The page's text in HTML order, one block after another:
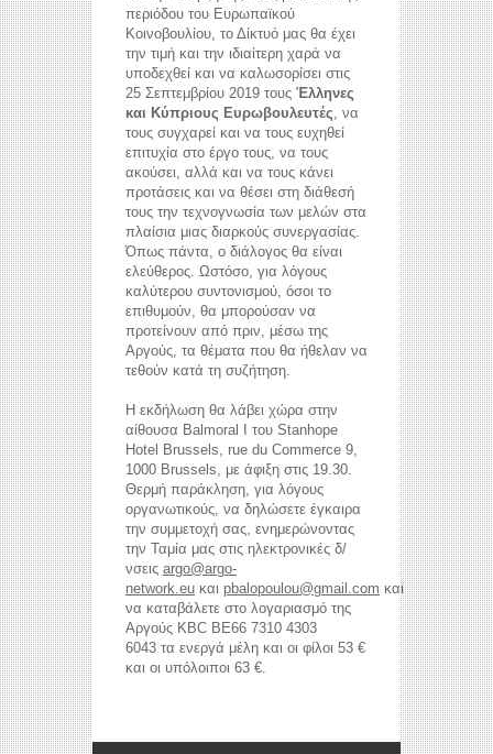
περιόδου του Ευρωπαϊκού
Κοινοβουλίου, το Δίκτυό μας θα έχει
την τιμή και την ιδιαίτερη χαρά να
υποδεχθεί και να καλωσορίσει στις
25 Σεπτεμβρίου 2019 τους Έλληνες
και Κύπριους Ευρωβουλευτές, να
τους συγχαρεί και να τους ευχηθεί
επιτυχία στο έργο τους, να τους
ακούσει, αλλά και να τους κάνει
προτάσεις και να θέσει στη διάθεσή
τους την τεχνογνωσία των μελών στα
πλαίσια μιας διαρκούς συνεργασίας.
Όπως πάντα, ο διάλογος θα είναι
ελεύθερος. Ωστόσο, για λόγους
καλύτερου συντονισμού, όσοι το
επιθυμούν, θα μπορούσαν να
προτείνουν από πριν, μέσω της
Αργούς, τα θέματα που θα ήθελαν να
τεθούν κατά τη συζήτηση.
Η εκδήλωση θα λάβει χώρα στην
αίθουσα Balmoral I του Stanhope
Hotel Brussels, rue du Commerce 9,
1000 Brussels, με άφιξη στις 19.30.
Θερμή παράκληση, για λόγους
οργανωτικούς, να δηλώσετε έγκαιρα
την συμμετοχή σας, ενημερώνοντας
την Ταμία μας στις ηλεκτρονικές δ/
νσεις argo@argo-
network.eu και pbalopoulou@gmail.com και
να καταβάλετε στο λογαριασμό της
Αργούς KBC BE66 7310 4303
6043 τα ενεργά μέλη και οι φίλοι 53 €
και οι υπόλοιποι 63 €.
reddit videos download
horoscope love